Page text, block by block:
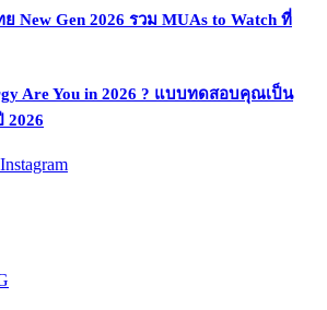
New Gen 2026 รวม MUAs to Watch ที่
Are You in 2026 ? แบบทดสอบคุณเป็น
Instagram